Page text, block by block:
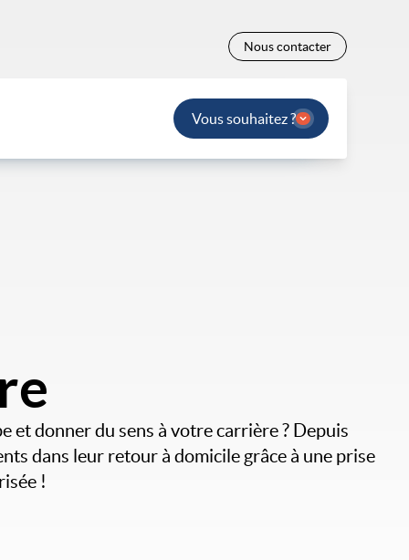
Nous contacter
Vous souhaitez ?
et donner du sens à votre carrière ? Depuis
dans leur retour à domicile grâce à une prise
!